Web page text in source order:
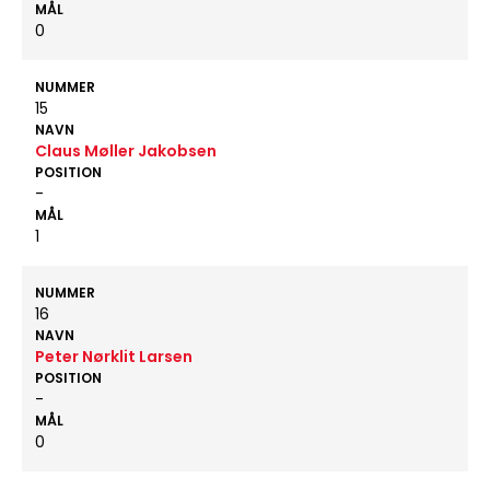
MÅL
0
NUMMER
15
NAVN
Claus Møller Jakobsen
POSITION
-
MÅL
1
NUMMER
16
NAVN
Peter Nørklit Larsen
POSITION
-
MÅL
0